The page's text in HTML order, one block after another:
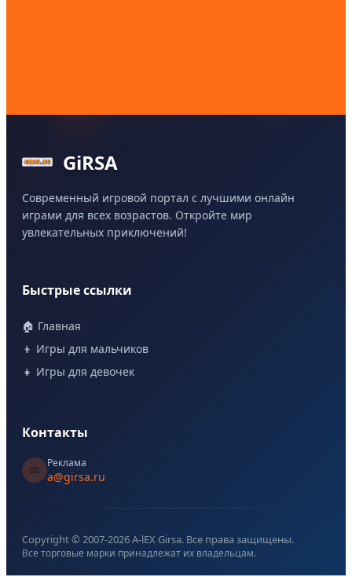
GiRSA
Современный игровой портал с лучшими онлайн
играми для всех возрастов. Откройте мир
увлекательных приключений!
Быстрые ссылки
🏠 Главная
👦 Игры для мальчиков
👧 Игры для девочек
Контакты
📧
Реклама
a@girsa.ru
Copyright © 2007-2026A-lEX Girsa. Все права защищены.
Все торговые марки принадлежат их владельцам.